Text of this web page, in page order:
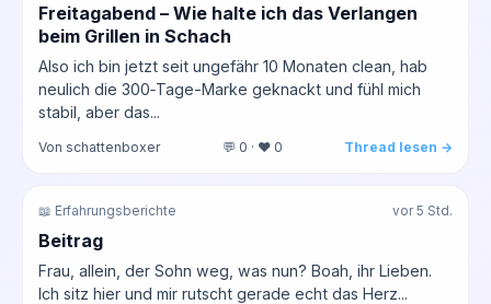
Freitagabend – Wie halte ich das Verlangen
beim Grillen in Schach
Also ich bin jetzt seit ungefähr 10 Monaten clean, hab
neulich die 300‑Tage-Marke geknackt und fühl mich
stabil, aber das...
Von schattenboxer 💬 0 · ❤️ 0 Thread lesen →
📖 Erfahrungsberichte vor 5 Std.
Beitrag
Frau, allein, der Sohn weg, was nun? Boah, ihr Lieben.
Ich sitz hier und mir rutscht gerade echt das Herz...